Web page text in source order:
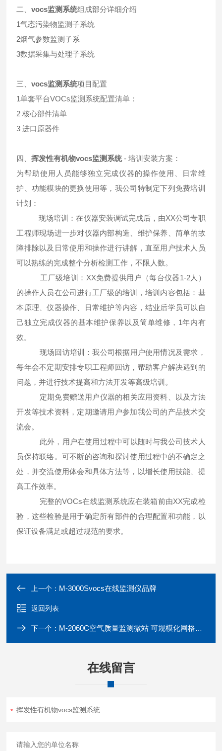
二、vocs监测系统组成部分详细介绍
1气态污染物监测子系统
2烟气参数监测子系
3数据采集与处理子系统
三、vocs监测系统项目配置
1单套平台VOCs监测系统配置清单：
2 核心部件清单
3 进口原器件
四、挥发性有机物vocs监测系统- 培训安装方案：
为帮助使用人员能够独立完成仪器的操作使用、日常维
护、功能模块的更换使用等，我公司特制定下列免费培训
计划：
现场培训：在仪器安装调试完成后，由XX公司专职
工程师现场进一步对仪器内部构造、维护保养、简单的故
障排除以及日常使用和操作进行讲解，直至用户技术人员
可以熟练的完成整个分析检测工作，不限人数。
工厂级培训：XX免费提供用户（每台仪器1-2人）
的操作人员在公司进行工厂级的培训，培训内容包括：基
本原理、仪器操作、日常维护等内容，结业后学员可以自
己独立完成仪器的基本维护保养以及简单维修，1年内有
效。
现场回访培训：我公司根据用户使用情况及需求，
每年会不定期安排专职工程师回访，帮助客户解决遇到的
问题，并进行技术提高和方法开发等高级培训。
定期免费赠送用户仪器的相关应用资料、以及方法
开发等技术资料，定期邀请用户参加我公司的产品技术交
流会。
此外，用户在使用过程中可以随时与我公司技术人
员保持联络。可不断的咨询和探讨使用过程中的不确定之
处，并交流使用体会和具体方法等，以增长使用技能、提
高工作效率。
完整的VOCs在线监测系统应在装箱前由XX完成检
验，这些检验是用于确定所有部件的合理配置和功能，以
保证设备满足或超过规范的要求。
上一个： M-3000Svocs在线监测仪品牌
返回列表
下一个： M-2060C空气质量监测微站 可规模化网格布点 粉尘浓度检测仪
在线留言